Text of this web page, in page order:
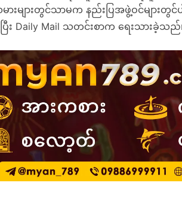
ားများတွင်သာမက နည်းပြအဖွဲ့ဝင်များတွ
ြီး Daily Mail သတင်းစာက ရေးသားခဲ့သည်